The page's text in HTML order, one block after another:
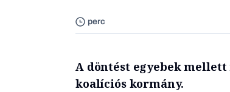
perc
A döntést egyebek
koalíciós kormány.